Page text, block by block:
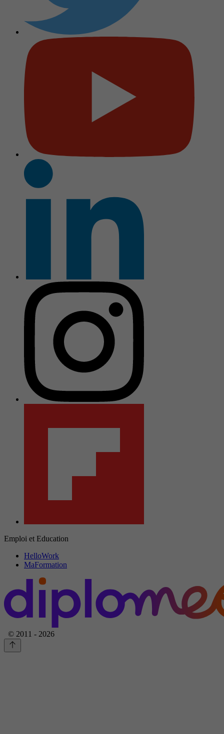
Emploi et Education
HelloWork
MaFormation
© 2011 - 2026